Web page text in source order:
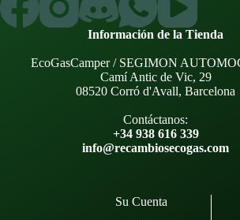
Información de la Tienda
EcoGasCamper / SEGIMON
Camí Antic de Vic, 29
08520 Corró d'Avall, Barcelona
Contáctanos:
+34 938 616 339
info@recambiosecogas.com
Su Cuenta